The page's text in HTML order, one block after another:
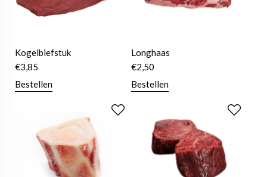
Kogelbiefstuk
€3,85
Bestellen
Longhaas
€2,50
Bestellen